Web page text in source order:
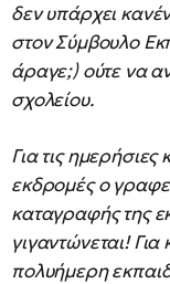
δεν υπάρχει
στον Σύμβουλο
άραγε;) ούτε να
σχολείου.
Για τις
εκδρομές ο
καταγραφής της
γιγαντώνεται!
πολυήμερη